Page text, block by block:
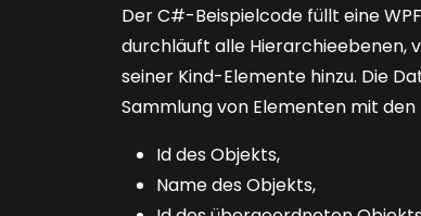
Der C#-Beispielcode füllt eine
durchläuft alle Hierarchieebenen,
seiner Kind-Elemente hinzu. Die
Sammlung von Elementen mit
Id des Objekts,
Name des Objekts,